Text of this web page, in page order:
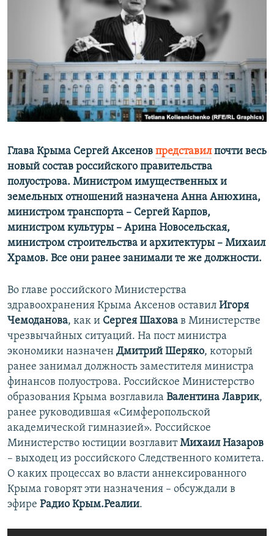
ПРОПАВШИЕ БЕЗ ВЕСТИ
ПОБЕДИТЕЛЕЙ НЕ СУДЯТ?
КРЫМ.НЕПОКОРЕННЫЙ
ELIFBE
УКРАИНСКАЯ ПРОБЛЕМА КРЫМА
Все сайты RFE/RL
Глава Крыма Сергей Аксенов представилпочти весь
новый состав российского правительства
полуострова. Министром имущественных и
земельных отношений назначена Анна Анюхина,
министром транспорта – Сергей Карпов,
министром культуры – Арина Новосельская,
министром строительства и архитектуры – Михаил
Храмов. Все они ранее занимали те же должности.
Во главе российского Министерства
здравоохранения Крыма Аксенов оставил Игоря
Чемоданова, как и Сергея Шахова в Министерстве
чрезвычайных ситуаций. На пост министра
экономики назначен Дмитрий Шеряко, который
ранее занимал должность заместителя министра
финансов полуострова. Российское Министерство
образования Крыма возглавила Валентина Лаврик,
ранее руководившая «Симферопольской
академической гимназией». Российское
Министерство юстиции возглавитМихаил Назаров
– выходец из российского Следственного комитета.
О каких процессах во власти аннексированного
Крыма говорят эти назначения – обсуждали в
эфире Радио Крым.Реалии.